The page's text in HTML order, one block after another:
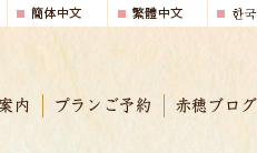
内 プランご予約 赤穂ブログ